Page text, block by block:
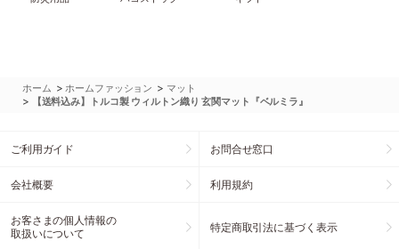
ホーム >ホームファッション > マット
> 【送料込み】トルコ製 ウィルトン織り 玄関マット『ベルミラ』
ご利用ガイド お問合せ窓口
会社概要 利用規約
お客さまの個人情報の
取扱いについて
特定商取引法に基づく表示